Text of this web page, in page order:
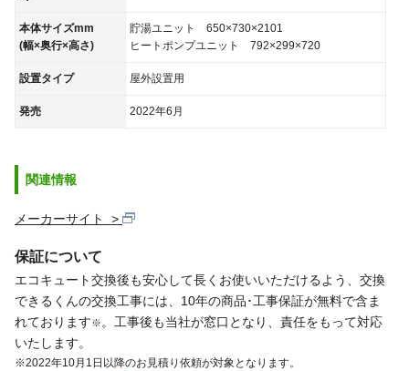
本体サイズmm
(幅×奥行×高さ)
貯湯ユニット 650×730×2101
ヒートポンプユニット 792×299×720
設置タイプ 屋外設置用
発売 2022年6月
関連情報
メーカーサイト
保証について
エコキュート交換後も安心して長くお使いいただけるよう、交換
できるくんの交換工事には、10年の商品･工事保証が無料で含ま
れております※ 。工事後も当社が窓口となり、責任をもって対応
いたします。
※2022年10月1日以降のお見積り依頼が対象となります。